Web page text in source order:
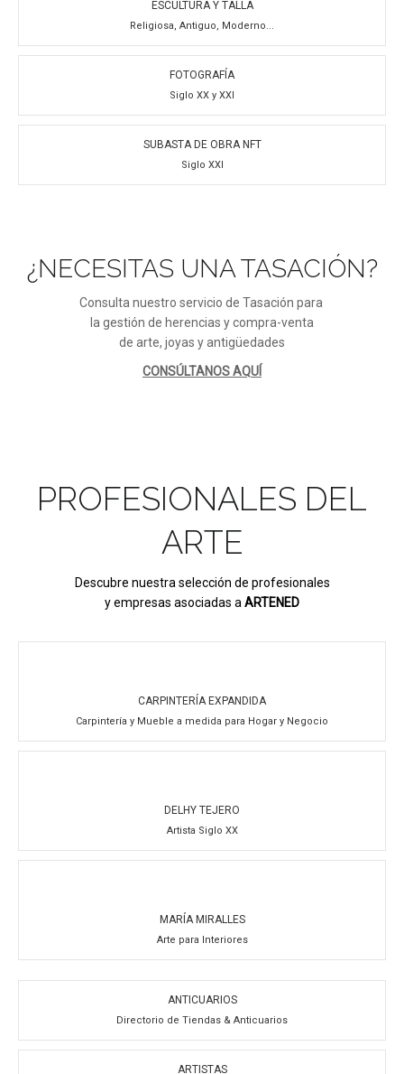
ESCULTURA Y TALLA
Religiosa, Antiguo, Moderno...
FOTOGRAFÍA
Siglo XX y XXI
SUBASTA DE OBRA NFT
Siglo XXI
¿NECESITAS UNA TASACIÓN?
Consulta nuestro servicio de Tasación para
la gestión de herencias y compra-venta
de arte, joyas y antigüedades
CONSÚLTANOS AQUÍ
PROFESIONALES DEL
ARTE
Descubre nuestra selección de profesionales
y empresas asociadas a ARTENED
CARPINTERÍA EXPANDIDA
Carpintería y Mueble a medida para Hogar y Negocio
DELHY TEJERO
Artista Siglo XX
MARÍA MIRALLES
Arte para Interiores
ANTICUARIOS
Directorio de Tiendas & Anticuarios
ARTISTAS